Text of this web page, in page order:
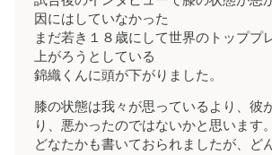
因にはしていなかった
まだ若き１８歳にして世界のトッププ
上がろうとしている
錦織くんに頭が下がりました。
膝の状態は我々が思っているより、彼
り、悪かったのではないかと思います。
どなたかも書いておられましたが、ど